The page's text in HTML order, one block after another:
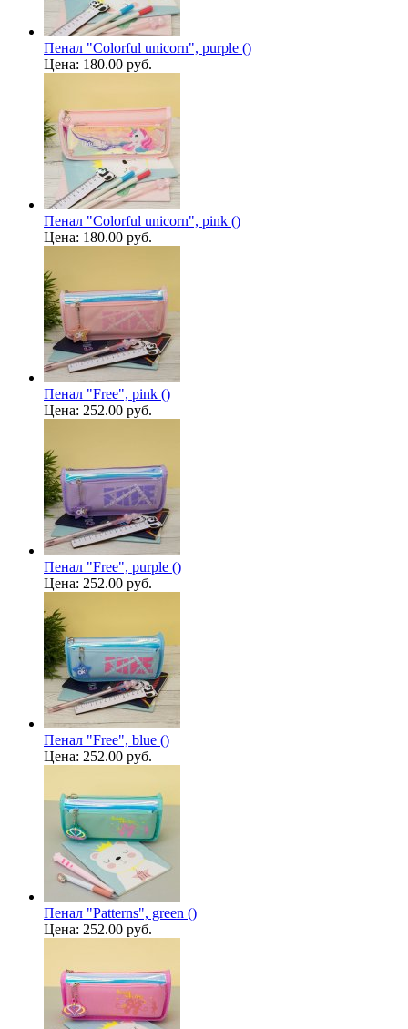
Пенал "Colorful unicorn", purple ()
Цена: 180.00 руб.
Пенал "Colorful unicorn", pink ()
Цена: 180.00 руб.
Пенал "Free", pink ()
Цена: 252.00 руб.
Пенал "Free", purple ()
Цена: 252.00 руб.
Пенал "Free", blue ()
Цена: 252.00 руб.
Пенал "Patterns", green ()
Цена: 252.00 руб.